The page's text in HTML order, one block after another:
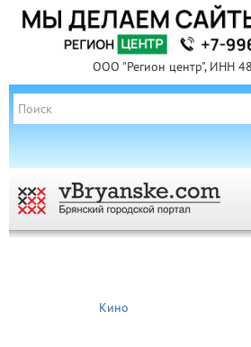
ООО "Регион центр", ИНН
Кино